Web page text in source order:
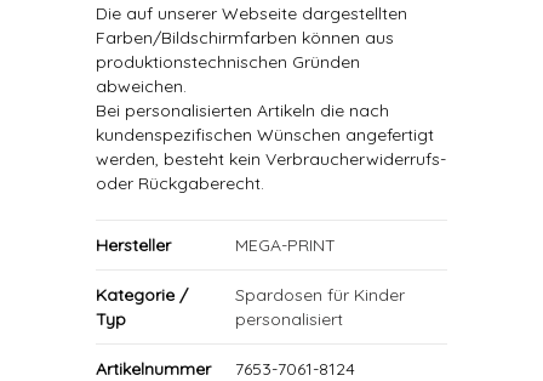
Die auf unserer Webseite dargestellten
Farben/Bildschirmfarben können aus
produktionstechnischen Gründen
abweichen.
Bei personalisierten Artikeln die nach
kundenspezifischen Wünschen angefertigt
werden, besteht kein Verbraucherwiderrufs-
oder Rückgaberecht.
Hersteller MEGA-PRINT
Kategorie /
Typ
Spardosen für Kinder
personalisiert
Artikelnummer 7653-7061-8124